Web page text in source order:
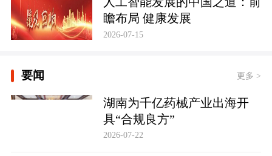
瞻布局 健康发展
2026-07-15
要闻 更多 >
湖南为千亿药械产业出海开
具“合规良方”
2026-07-22